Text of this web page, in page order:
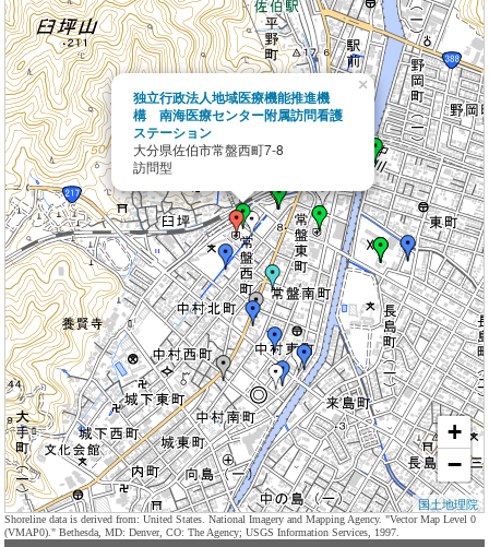
独立行政法人地域医療機能推進機
構 南海医療センター附属訪問看護
ステーション
大分県佐伯市常盤西町7-8
訪問型
×
+
−
国土地理院
Shoreline data is derived from: United States. National Imagery and Mapping Agency. "Vector Map Level 0
(VMAP0)." Bethesda, MD: Denver, CO: The Agency; USGS Information Services, 1997.